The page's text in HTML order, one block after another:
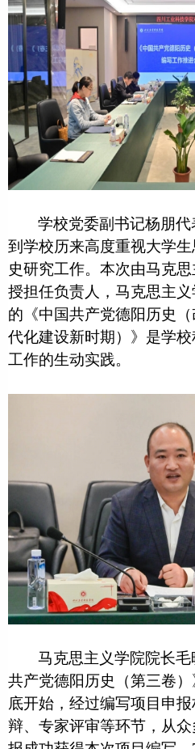
学校党委副书记杨朋
到学校历来高度重视大学
史研究工作。本次由马克
授担任负责人，马克思主
的《中国共产党德阳历史
代化建设新时期）》是学
工作的生动实践。
马克思主义学院院长
共产党德阳历史（第三卷
底开始，经过编写项目申
辩、专家评审等环节，从